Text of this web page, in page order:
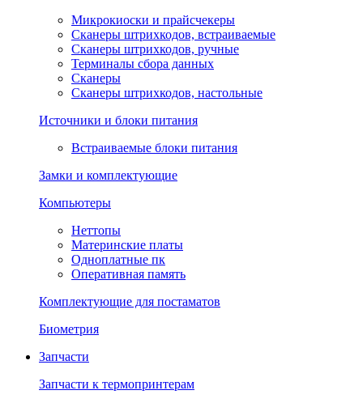
Микрокиоски и прайсчекеры
Сканеры штрихкодов, встраиваемые
Сканеры штрихкодов, ручные
Терминалы сбора данных
Сканеры
Сканеры штрихкодов, настольные
Источники и блоки питания
Встраиваемые блоки питания
Замки и комплектующие
Компьютеры
Неттопы
Материнские платы
Одноплатные пк
Оперативная память
Комплектующие для постаматов
Биометрия
Запчасти
Запчасти к термопринтерам